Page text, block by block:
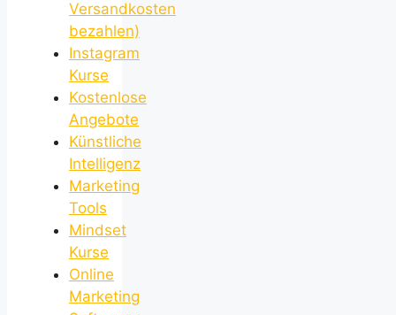
Versandkosten
bezahlen)
Instagram
Kurse
Kostenlose
Angebote
Künstliche
Intelligenz
Marketing
Tools
Mindset
Kurse
Online
Marketing